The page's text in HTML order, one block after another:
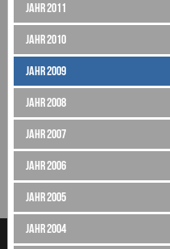
Jahr 2011
Jahr 2010
Jahr 2009
Jahr 2008
Jahr 2007
Jahr 2006
Jahr 2005
Jahr 2004